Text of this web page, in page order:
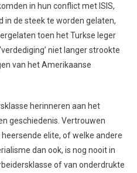
in hun conflict met ISIS,
in de steek te worden gelaten,
toen het Turkse leger
niet langer strookte
van het Amerikaanse
herinneren aan het
geschiedenis. Vertrouwen
heersende elite, of welke andere
dan ook, is nog nooit in
of van onderdrukte